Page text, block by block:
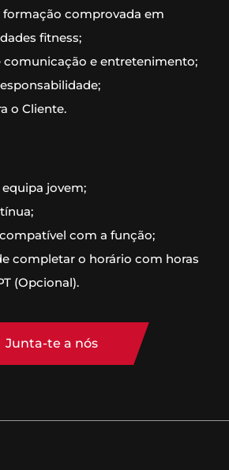
formação comprovada em
fitness;
comunicação e entretenimento;
o Cliente.
jovem;
com a função;
completar o horário com horas
(Opcional).
Junta-te a nós